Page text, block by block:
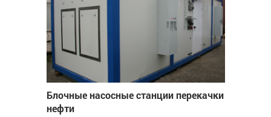
Блочные насосные станции перекачки
нефти